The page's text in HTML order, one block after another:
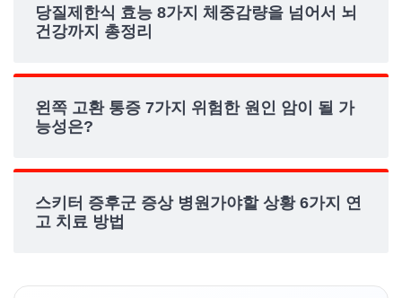
당질제한식 효능 8가지 체중감량을 넘어서 뇌
건강까지 총정리
왼쪽 고환 통증 7가지 위험한 원인 암이 될 가
능성은?
스키터 증후군 증상 병원가야할 상황 6가지 연
고 치료 방법